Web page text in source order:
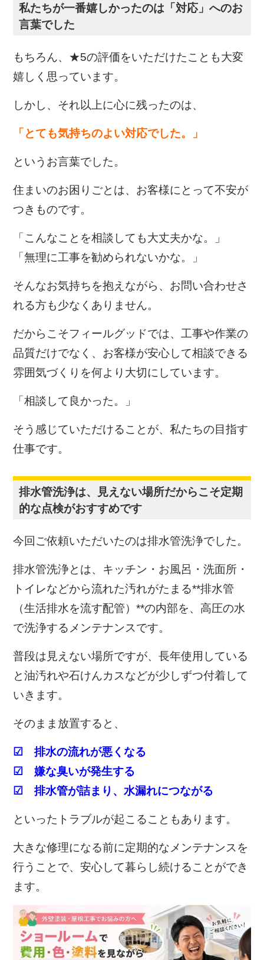
私たちが一番嬉しかったのは「対応」へのお
言葉でした
もちろん、★5の評価をいただけたことも大変
嬉しく思っています。
しかし、それ以上に心に残ったのは、
「とても気持ちのよい対応でした。」
というお言葉でした。
住まいのお困りごとは、お客様にとって不安が
つきものです。
「こんなことを相談しても大丈夫かな。」
「無理に工事を勧められないかな。」
そんなお気持ちを抱えながら、お問い合わせさ
れる方も少なくありません。
だからこそフィールグッドでは、工事や作業の
品質だけでなく、お客様が安心して相談できる
雰囲気づくりを何より大切にしています。
「相談して良かった。」
そう感じていただけることが、私たちの目指す
仕事です。
排水管洗浄は、見えない場所だからこそ定期
的な点検がおすすめです
今回ご依頼いただいたのは排水管洗浄でした。
排水管洗浄とは、キッチン・お風呂・洗面所・
トイレなどから流れた汚れがたまる**排水管
（生活排水を流す配管）**の内部を、高圧の水
で洗浄するメンテナンスです。
普段は見えない場所ですが、長年使用している
と油汚れや石けんカスなどが少しずつ付着して
いきます。
そのまま放置すると、
☑ 排水の流れが悪くなる
☑ 嫌な臭いが発生する
☑ 排水管が詰まり、水漏れにつながる
といったトラブルが起こることもあります。
大きな修理になる前に定期的なメンテナンスを
行うことで、安心して暮らし続けることができ
ます。